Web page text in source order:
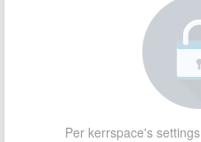
Per kerrspace's